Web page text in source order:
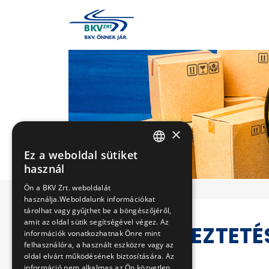
×
Ez a weboldal sütiket
használ
Ön a BKV Zrt. weboldalát
használja.Weboldalunk információkat
tárolhat vagy gyűjthet be a böngészőjéről,
amit az oldal sütik segítségével végez. Az
információk vonatkozhatnak Önre mint
felhasználóra, a használt eszközre vagy az
oldal elvárt működésének biztosítására. Az